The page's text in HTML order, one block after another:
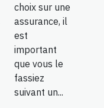
choix sur une
assurance, il
est
important
que vous le
fassiez
suivant un...